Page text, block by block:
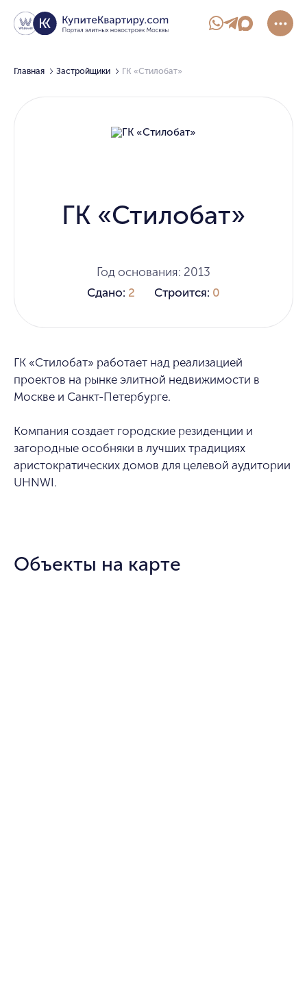
Главная Застройщики ГК «Стилобат»
ГК «Стилобат» работает над реализацией
проектов на рынке элитной недвижимости в
Москве и Санкт-Петербурге.
Компания создает городские резиденции и
загородные особняки в лучших традициях
аристократических домов для целевой аудитории
UHNWI.
ГК «Стилобат»
Год основания: 2013
Сдано: 2 Строится: 0
Объекты на карте